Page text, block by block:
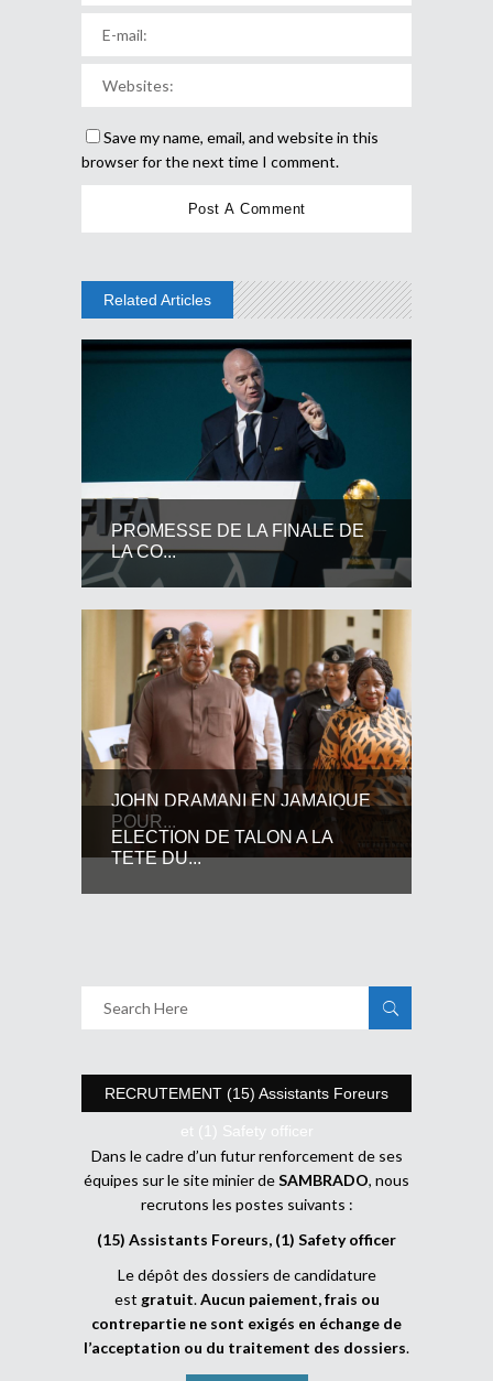
Save my name, email, and website in this
browser for the next time I comment.
Related Articles
PROMESSE DE LA FINALE DE
LA CO...
JOHN DRAMANI EN JAMAIQUE
POUR...
ELECTION DE TALON A LA
TETE DU...
RECRUTEMENT (15) Assistants Foreurs
et (1) Safety officer
Dans le cadre d’un futur renforcement de ses
équipes sur le site minier deSAMBRADO, nous
recrutons les postes suivants :
(15) Assistants Foreurs, (1) Safety officer
Le dépôt des dossiers de candidature
est gratuit.Aucun paiement, frais ou
contrepartie ne sont exigés en échange de
l’acceptation ou du traitement des dossiers.